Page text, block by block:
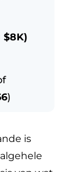
$8K)
)
is